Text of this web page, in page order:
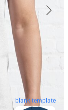
blank template